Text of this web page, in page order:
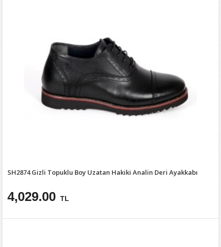
SH2874 Gizli Topuklu Boy Uzatan Hakiki Analin Deri Ayakkabı
4,029.00 TL